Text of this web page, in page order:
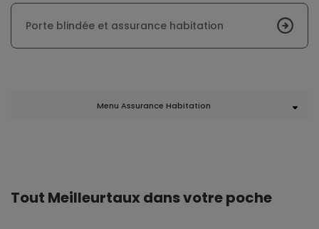
Porte blindée et assurance habitation
Menu Assurance Habitation
Tout Meilleurtaux dans votre poche